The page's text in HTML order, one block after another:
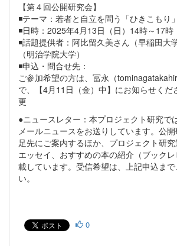
【第４回公開研究会】
◾️テーマ：若者と自立を問う「ひきこもり
◾️日時：2025年4月13日（日）14時～17時
◾️話題提供者：阿比留久美さん（早稲田大
（明治学院大学）
◾️申込・問合せ先：
ご参加希望の方は、冨永（
で、【4月11日（金）中】にお知らせく
更
●ニュースレター：本プロジェクト研究で
メールニュースをお送りしています。公
足先にご案内するほか、プロジェクト研
エッセイ、おすすめの本の紹介（ブック
載しています。受信希望は、上記申込ま
い。
0